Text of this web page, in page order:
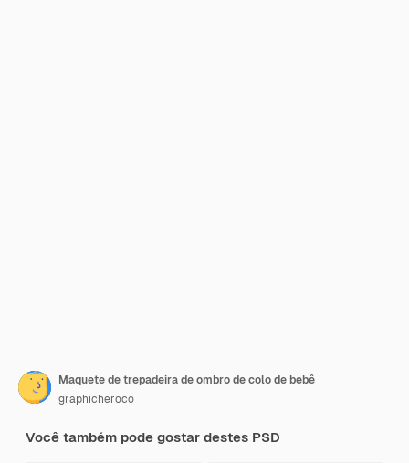
Maquete de trepadeira de ombro de colo de bebê
graphicheroco
Você também pode gostar destes PSD